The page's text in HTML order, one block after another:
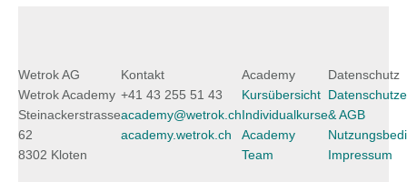
Wetrok AG
Wetrok Academy
Steinackerstrasse
62
8302 Kloten
Kontakt
+41 43 255 51 43
academy@wetrok.ch
academy.wetrok.ch
Academy
Kursübersicht
Individualkurse
Academy
Team
Datenschutz
& AGB
Impressum